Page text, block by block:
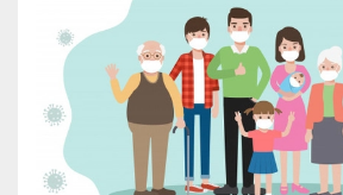
Da Liễu
Mắt
Răng Hàm Mặt
Tai Mũi Họng